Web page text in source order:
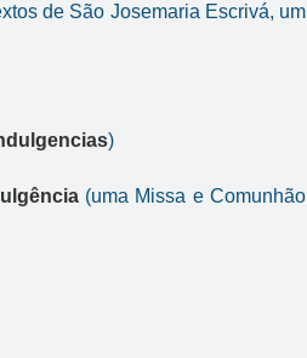
de São Josemaria Escrivá, um
)
(uma Missa e Comunhão